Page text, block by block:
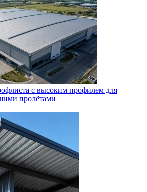
с высоким профилем для
пролётами